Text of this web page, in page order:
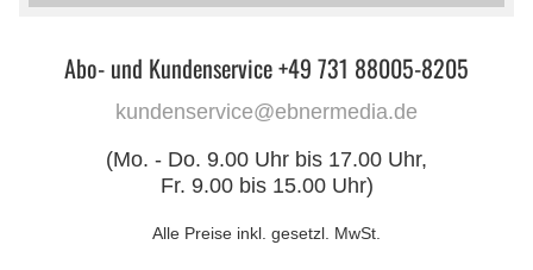
Abo- und Kundenservice +49 731 88005-8205
kundenservice@ebnermedia.de
(Mo. - Do. 9.00 Uhr bis 17.00 Uhr,
Fr. 9.00 bis 15.00 Uhr)
Alle Preise inkl. gesetzl. MwSt.